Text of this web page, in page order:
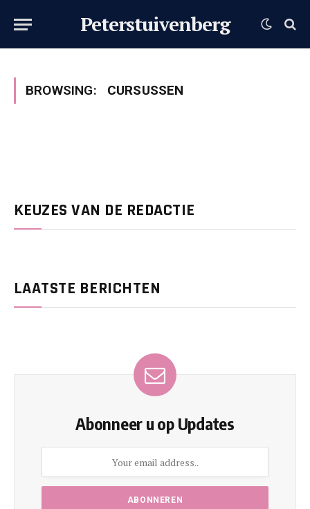
Peterstuivenberg
BROWSING: CURSUSSEN
KEUZES VAN DE REDACTIE
LAATSTE BERICHTEN
Abonneer u op Updates